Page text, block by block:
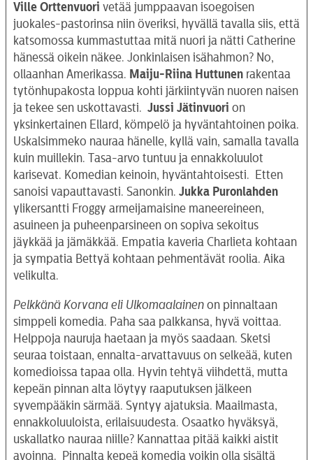
Ville Orttenvuori vetää jumppaavan isoegoisen
juokales-pastorinsa niin överiksi, hyvällä tavalla siis, että
katsomossa kummastuttaa mitä nuori ja nätti Catherine
hänessä oikein näkee. Jonkinlaisen isähahmon? No,
ollaanhan Amerikassa. Maiju-Riina Huttunen rakentaa
tytönhupakosta loppua kohti järkiintyvän nuoren naisen
ja tekee sen uskottavasti. Jussi Jätinvuori on
yksinkertainen Ellard, kömpelö ja hyväntahtoinen poika.
Uskalsimmeko nauraa hänelle, kyllä vain, samalla tavalla
kuin muillekin. Tasa-arvo tuntuu ja ennakkoluulot
karisevat. Komedian keinoin, hyväntahtoisesti. Etten
sanoisi vapauttavasti. Sanonkin. Jukka Puronlahden
ylikersantti Froggy armeijamaisine maneereineen,
asuineen ja puheenparsineen on sopiva sekoitus
jäykkää ja jämäkkää. Empatia kaveria Charlieta kohtaan
ja sympatia Bettyä kohtaan pehmentävät roolia. Aika
velikulta.
Pelkkänä Korvana eli Ulkomaalainen on pinnaltaan
simppeli komedia. Paha saa palkkansa, hyvä voittaa.
Helppoja nauruja haetaan ja myös saadaan. Sketsi
seuraa toistaan, ennalta-arvattavuus on selkeää, kuten
komedioissa tapaa olla. Hyvin tehtyä viihdettä, mutta
kepeän pinnan alta löytyy raaputuksen jälkeen
syvempääkin särmää. Syntyy ajatuksia. Maailmasta,
ennakkoluuloista, erilaisuudesta. Osaatko hyväksyä,
uskallatko nauraa niille? Kannattaa pitää kaikki aistit
avoinna. Pinnalta kepeä komedia voikin olla sisältä